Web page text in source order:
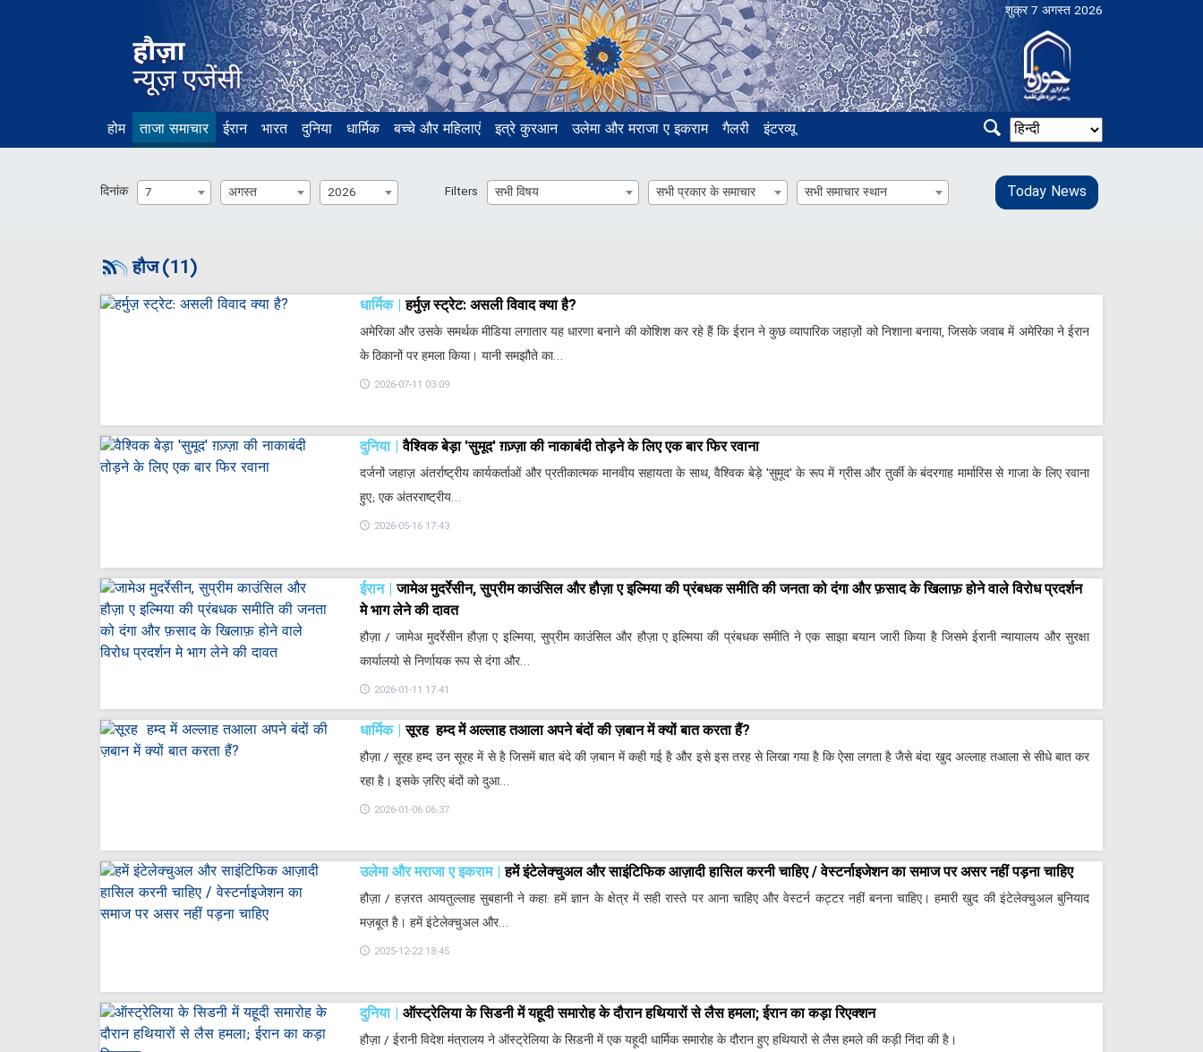
शुक्र 7 अगस्त 2026
होम ताजा समाचार ईरान भारत दुनिया धार्मिक बच्चे और महिलाएं इत्रे कुरआन उलेमा और मराजा ए इकराम गैलरी इंटरव्यू
दिनांक 7 अगस्त 2026 Filters सभी विषय सभी प्रकार के समाचार सभी समाचार स्थान Today News
हौज (11)
धार्मिक हर्मुज़ स्ट्रेट: असली विवाद क्या है?
अमेरिका और उसके समर्थक मीडिया लगातार यह धारणा बनाने की कोशिश कर रहे हैं कि ईरान ने कुछ व्यापारिक जहाज़ों को निशाना बनाया, जिसके जवाब में अमेरिका ने ईरान
के ठिकानों पर हमला किया। यानी समझौते का…
2026-07-11 03:09
दुनिया वैश्विक बेड़ा 'सुमूद' ग़ज़्ज़ा की नाकाबंदी तोड़ने के लिए एक बार फिर रवाना
दर्जनों जहाज़ अंतर्राष्ट्रीय कार्यकर्ताओं और प्रतीकात्मक मानवीय सहायता के साथ, वैश्विक बेड़े 'सुमूद' के रूप में ग्रीस और तुर्की के बंदरगाह मार्मारिस से गाजा के लिए रवाना
हुए; एक अंतरराष्ट्रीय…
2026-05-16 17:43
ईरान
जामेअ मुदर्रेसीन, सुप्रीम काउंसिल और हौज़ा ए इल्मिया की प्रंबधक समीति की जनता को दंगा और फ़साद के खिलाफ़ होने वाले विरोध प्रदर्शन
मे भाग लेने की दावत
हौज़ा / जामेअ मुदर्रेसीन हौज़ा ए इल्मिया, सुप्रीम काउंसिल और हौज़ा ए इल्मिया की प्रंबधक समीति ने एक साझा बयान जारी किया है जिसमे ईरानी न्यायालय और सुरक्षा
कार्यालयो से निर्णायक रूप से दंगा और…
2026-01-11 17:41
धार्मिक सूरह हम्द में अल्लाह तआला अपने बंदों की ज़बान में क्यों बात करता हैं?
हौज़ा / सूरह हम्द उन सूरह में से है जिसमें बात बंदे की ज़बान में कही गई है और इसे इस तरह से लिखा गया है कि ऐसा लगता है जैसे बंदा खुद अल्लाह तआला से सीधे बात कर
रहा है। इसके ज़रिए बंदों को दुआ…
2026-01-06 06:37
उलेमा और मराजा ए इकराम हमें इंटेलेक्चुअल और साइंटिफिक आज़ादी हासिल करनी चाहिए / वेस्टर्नाइजेशन का समाज पर असर नहीं पड़ना चाहिए
हौज़ा / हज़रत आयतुल्लाह सुबहानी ने कहा: हमें ज्ञान के क्षेत्र में सही रास्ते पर आना चाहिए और वेस्टर्न कट्टर नहीं बनना चाहिए। हमारी खुद की इंटेलेक्चुअल बुनियाद
मज़बूत है। हमें इंटेलेक्चुअल और…
2025-12-22 18:45
दुनिया ऑस्ट्रेलिया के सिडनी में यहूदी समारोह के दौरान हथियारों से लैस हमला; ईरान का कड़ा रिएक्शन
हौज़ा / ईरानी विदेश मंत्रालय ने ऑस्ट्रेलिया के सिडनी में एक यहूदी धार्मिक समारोह के दौरान हुए हथियारों से लैस हमले की कड़ी निंदा की है।